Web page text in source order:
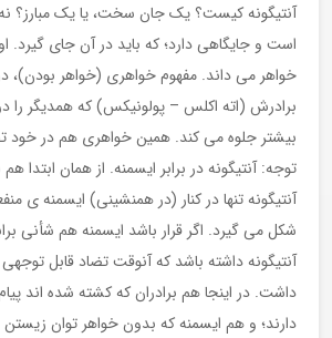
آنتیگونه کیست؟ یک جان سخت، یا یک مبارز؟
است و جایگاهی دارد؛ که باید در آن جای گیرد. او
خواهر می داند. مفهوم خواهری (خواهر بودن)، در
برادرش (اته اکلس – پولونیکس) که همدیگر را
بیشتر جلوه می کند. همین خواهری هم در خود
توجه: آنتیگونه در برابر ایسمنه. از همان ابتدا
آنتیگونه تنها در کنار (در همنشینی) ایسمنه ی
شکل می گیرد. اگر قرار باشد ایسمنه هم شأنی
آنتیگونه داشته باشد که آنوقت تضاد قابل
داشت. در اینجا هم برادران که کشته شده اند
دارند؛ و هم ایسمنه که بدون خواهر توان